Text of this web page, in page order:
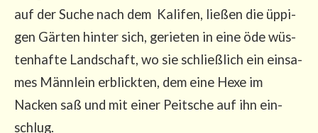
auf der Suche nach dem Kali­fen, lie­ßen die üppi­
gen Gär­ten hin­ter sich, gerie­ten in eine öde wüs­
ten­haf­te Land­schaft, wo sie schließ­lich ein ein­sa­
mes Männ­lein erblick­ten, dem eine Hexe im
Nacken saß und mit einer Peit­sche auf ihn ein­
schlug.